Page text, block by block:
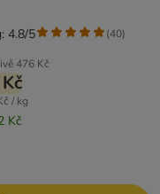
476 Kč
/ kg
Kč
4.8/5 (40)